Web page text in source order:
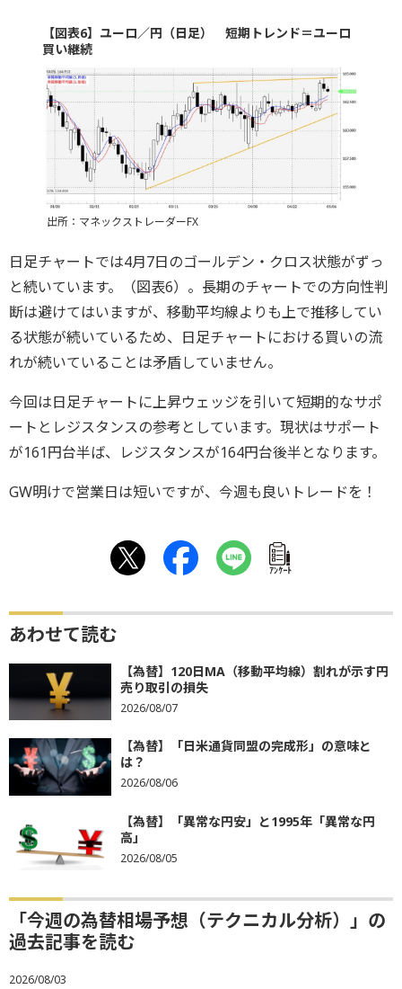
【図表6】ユーロ／円（日足） 短期トレンド＝ユーロ
買い継続
出所：マネックストレーダーFX
日足チャートでは4月7日のゴールデン・クロス状態がずっ
と続いています。（図表6）。長期のチャートでの方向性判
断は避けてはいますが、移動平均線よりも上で推移してい
る状態が続いているため、日足チャートにおける買いの流
れが続いていることは矛盾していません。
今回は日足チャートに上昇ウェッジを引いて短期的なサポ
ートとレジスタンスの参考としています。現状はサポート
が161円台半ば、レジスタンスが164円台後半となります。
GW明けで営業日は短いですが、今週も良いトレードを！
ｱﾝｹｰﾄ
あわせて読む
【為替】120日MA（移動平均線）割れが示す円
売り取引の損失
2026/08/07
【為替】「日米通貨同盟の完成形」の意味と
は？
2026/08/06
【為替】「異常な円安」と1995年「異常な円
高」
2026/08/05
「今週の為替相場予想（テクニカル分析）」の
過去記事を読む
2026/08/03